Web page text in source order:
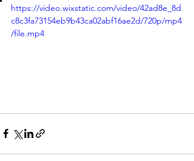
https://video.wixstatic.com/video/42ad8e_8d
c8c3fa73154eb9b43ca02abf16ae2d/720p/mp4
/file.mp4